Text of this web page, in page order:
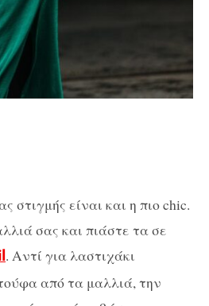
στιγμής είναι και η πιο chic.
σας και πιάστε τα σε
. Αντί για λαστιχάκι
από τα μαλλιά, την